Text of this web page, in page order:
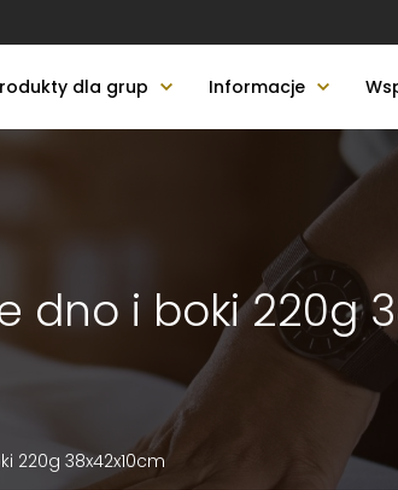
dla grup Informacje
dno i boki 220g
220g 38x42x10cm